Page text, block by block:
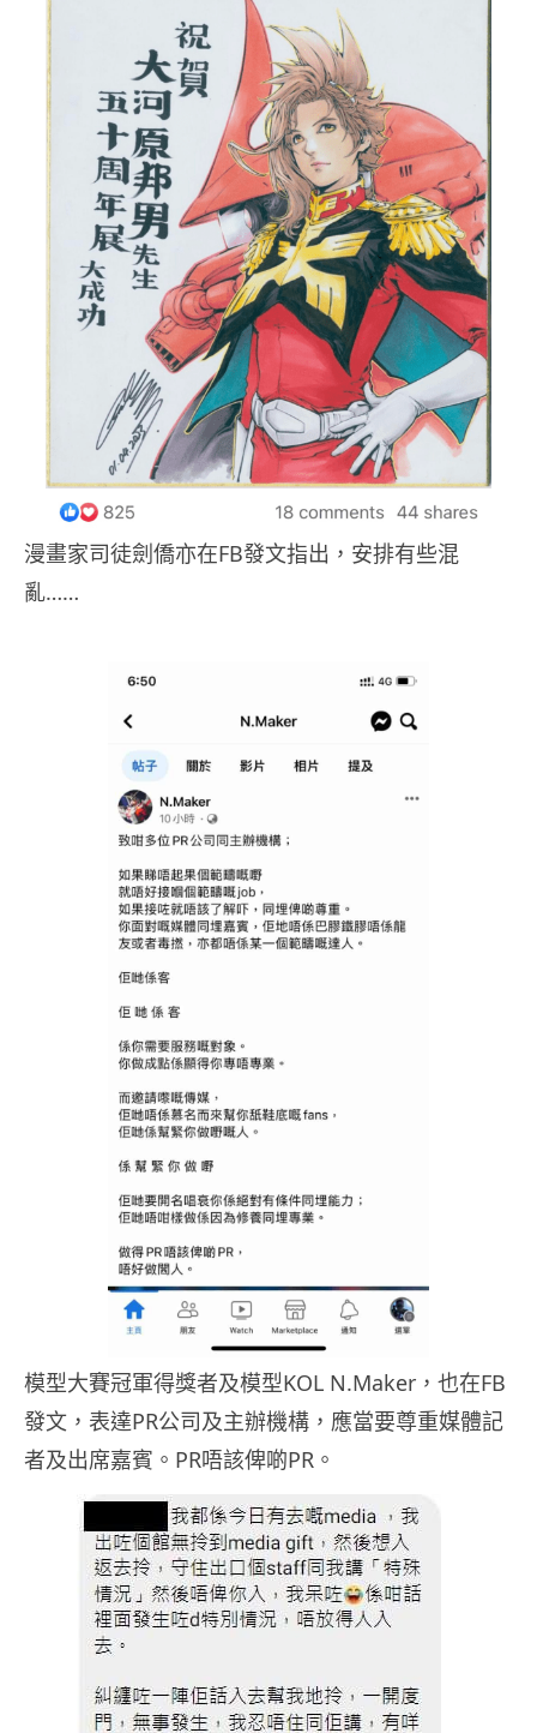
漫畫家司徒劍僑亦在FB發文指出，安排有些混
亂……
模型大賽冠軍得獎者及模型KOL N.Maker，也在FB
發文，表達PR公司及主辦機構，應當要尊重媒體記
者及出席嘉賓。PR唔該俾啲PR。